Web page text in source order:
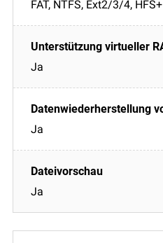
FAT, NTFS, Ext2/3/4, HFS+
Ja
Ja
Ja